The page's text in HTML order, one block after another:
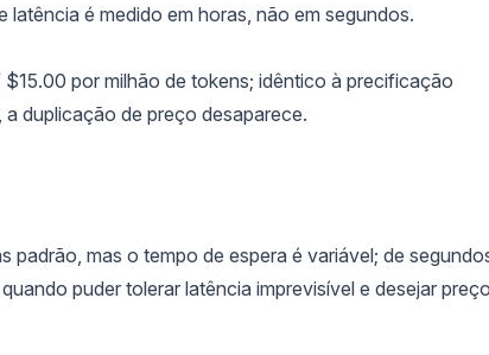
é medido em horas, não em segundos.
por milhão de tokens; idêntico à precificação
duplicação de preço desaparece.
mas o tempo de espera é variável; de
puder tolerar latência imprevisível e desejar